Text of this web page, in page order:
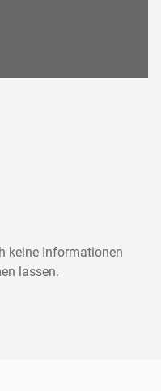
keine Informationen
lassen.